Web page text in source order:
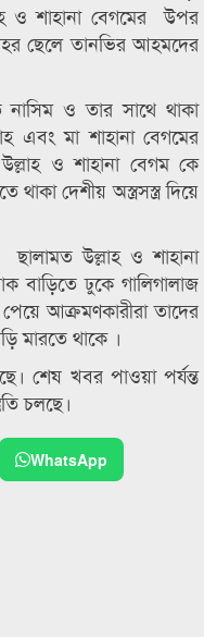
ও শাহানা বেগমের উপর
ছেলে তানভির আহমদের
নাসিম ও তার সাথে থাকা
এবং মা শাহানা বেগমের
ও শাহানা বেগম কে
থাকা দেশীয় অস্ত্রসস্ত্র দিয়ে
ছালামত উল্লাহ ও শাহানা
ঢুকে গালিগালাজ
আক্রমণকারীরা তাদের
মারতে থাকে ।
শেষ খবর পাওয়া পর্যন্ত
চলছে।
WhatsApp